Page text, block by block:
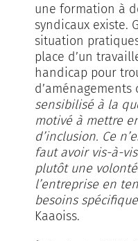
une formation à
syndicaux existe.
situation
place d’un
handicap pour
d’aménagements
sensibilisé à la
motivé à mettre
d’inclusion. Ce
faut avoir vis-à-
plutôt une
l’entreprise en
besoins
Kaaoiss.